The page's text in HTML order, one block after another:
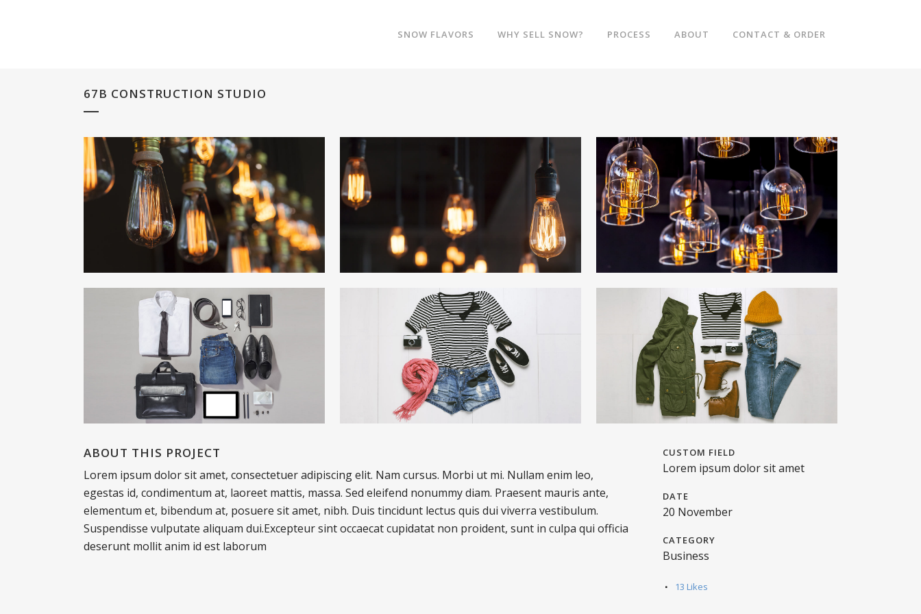
SNOW FLAVORS WHY SELL SNOW? PROCESS ABOUT CONTACT & ORDER
67B CONSTRUCTION STUDIO
ABOUT THIS PROJECT
Lorem ipsum dolor sit amet, consectetuer adipiscing elit. Nam cursus. Morbi ut mi. Nullam enim leo,
egestas id, condimentum at, laoreet mattis, massa. Sed eleifend nonummy diam. Praesent mauris ante,
elementum et, bibendum at, posuere sit amet, nibh. Duis tincidunt lectus quis dui viverra vestibulum.
Suspendisse vulputate aliquam dui.Excepteur sint occaecat cupidatat non proident, sunt in culpa qui officia
deserunt mollit anim id est laborum
CUSTOM FIELD
Lorem ipsum dolor sit amet
DATE
20 November
CATEGORY
Business
13 Likes